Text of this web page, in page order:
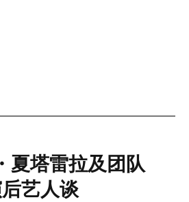
夏塔雷拉及团队
艺人谈